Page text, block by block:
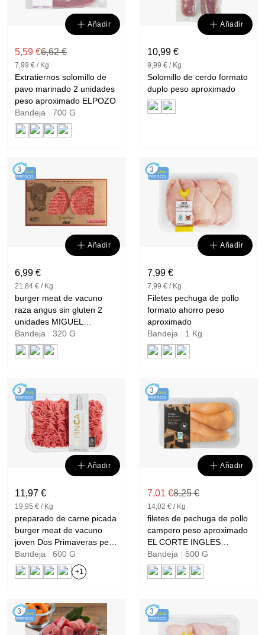
Añadir
5,59 €6,62 €
7,99 € / Kg
Extratiernos solomillo de
pavo marinado 2 unidades
peso aproximado ELPOZO
Bandeja
700 G
Añadir
10,99 €
9,99 € / Kg
Solomillo de cerdo formato
duplo peso aproximado
3 DÍAS
FRESCO
Añadir
6,99 €
21,84 € / Kg
burger meat de vacuno
raza angus sin gluten 2
unidades MIGUEL
VERGARA
Bandeja 320 G
3 DÍAS
FRESCO
Añadir
7,99 €
7,99 € / Kg
Filetes pechuga de pollo
formato ahorro peso
aproximado
Bandeja
1 Kg
3 DÍAS
FRESCO
Añadir
11,97 €
19,95 € / Kg
preparado de carne picada
burger meat de vacuno
joven Dos Primaveras peso
aproximado sin gluten LA
FINCA
Bandeja 600 G
+1
3 DÍAS
FRESCO
Añadir
7,01 €8,25 €
14,02 € / Kg
filetes de pechuga de pollo
campero peso aproximado
EL CORTE INGLES
SELECTION
Bandeja 500 G
3 DÍAS
FRESCO
3 DÍAS
FRESCO